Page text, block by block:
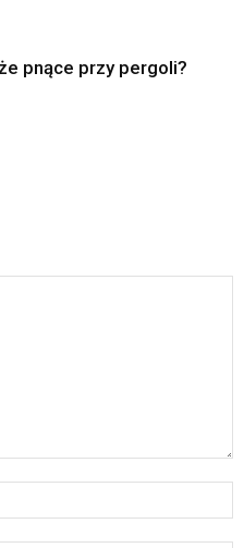
pnące przy pergoli?